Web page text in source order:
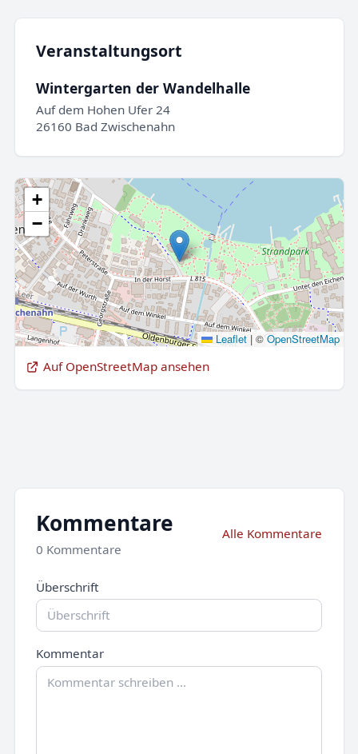
Veranstaltungsort
Wintergarten der Wandelhalle
Auf dem Hohen Ufer 24
26160 Bad Zwischenahn
+
−
Leaflet |©OpenStreetMap
Auf OpenStreetMap ansehen
Kommentare
0 Kommentare
Alle Kommentare
Überschrift
Kommentar